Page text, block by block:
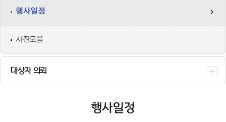
행사일정
사진모음
대상자 의뢰
행사일정